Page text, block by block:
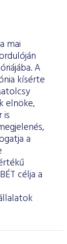
mai
A
kísérte
elnöke,
is
a
célja a